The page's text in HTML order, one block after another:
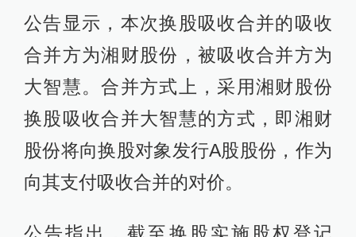
公告显示，本次换股吸收合并的吸收
合并方为湘财股份，被吸收合并方为
大智慧。合并方式上，采用湘财股份
换股吸收合并大智慧的方式，即湘财
股份将向换股对象发行A股股份，作为
向其支付吸收合并的对价。
公告指出，截至换股实施股权登记